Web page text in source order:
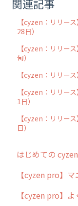
関連記事
【cyzen：リリー
28日）
【cyzen：リリー
旬）
【cyzen：リリー
【cyzen：リリー
1日）
【cyzen：リリー
日）
はじめての
cyzen pro と
簡易マニュア
【cyzen pro】
【cyzen pro】